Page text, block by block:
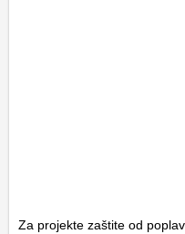
Za projekte zaštite od